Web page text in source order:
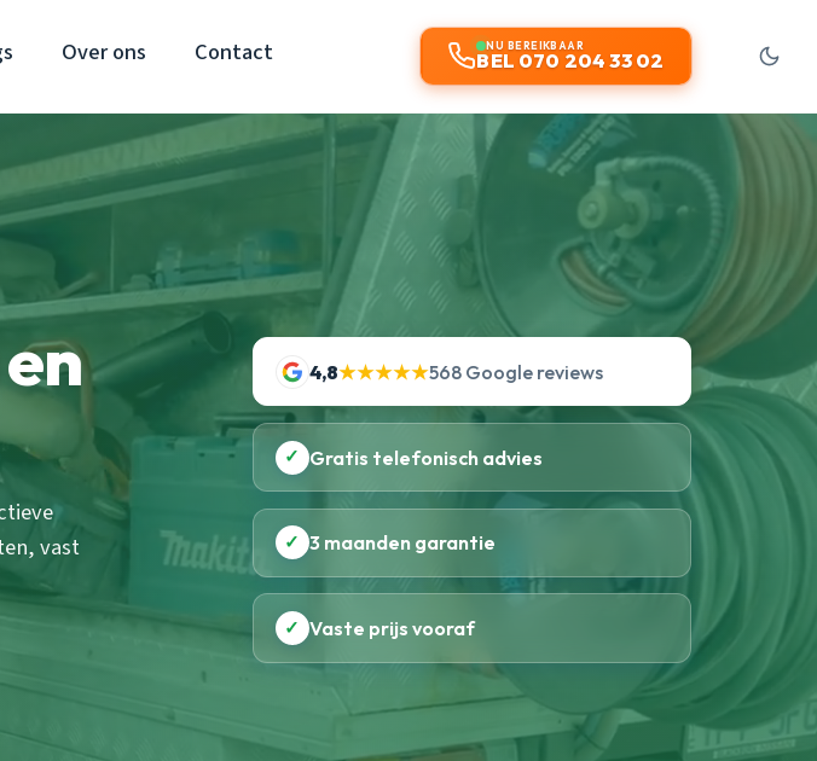
Over ons Contact NU BEREIKBAAR
BEL 070 204 33 02
vast
4,8★★★★★568 Google reviews
✓ Gratis telefonisch advies
✓ 3 maanden garantie
✓ Vaste prijs vooraf